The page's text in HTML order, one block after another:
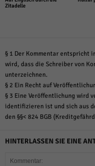
Zitadelle
§ 1 Der Kommentar entspricht
wird, dass die Schreiber von
unterzeichnen.
§ 2 Ein Recht auf
§ 3 Eine Veröffentlichung wird
identifizieren ist und sich aus
den §§< 824 BGB
HINTERLASSEN SIE EINE